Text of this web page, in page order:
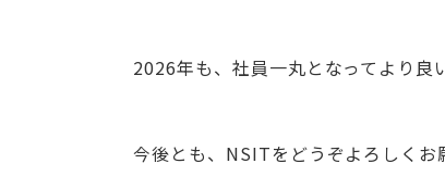
2026年も、社員一丸となってより良
今後とも、NSITをどうぞよろしくお